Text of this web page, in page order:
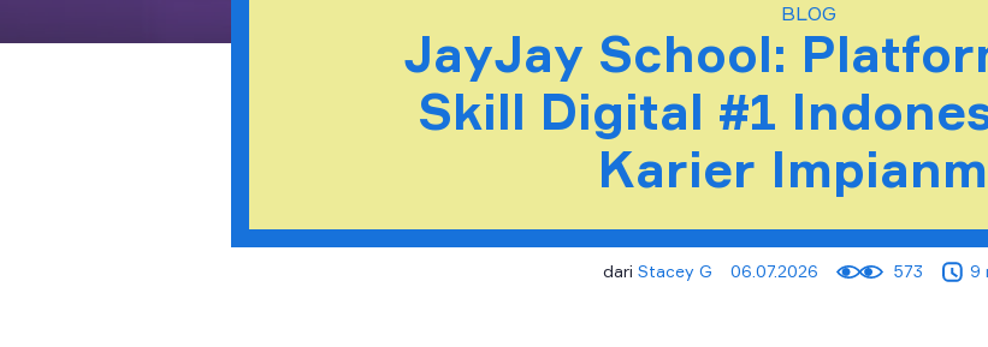
BLOG
JayJay School:
Skill Digital #1
Karier
dari Stacey G 06.07.2026 573 9